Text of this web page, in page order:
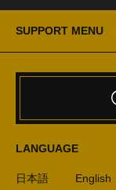
SUPPORT MENU
LANGUAGE
日本語 English